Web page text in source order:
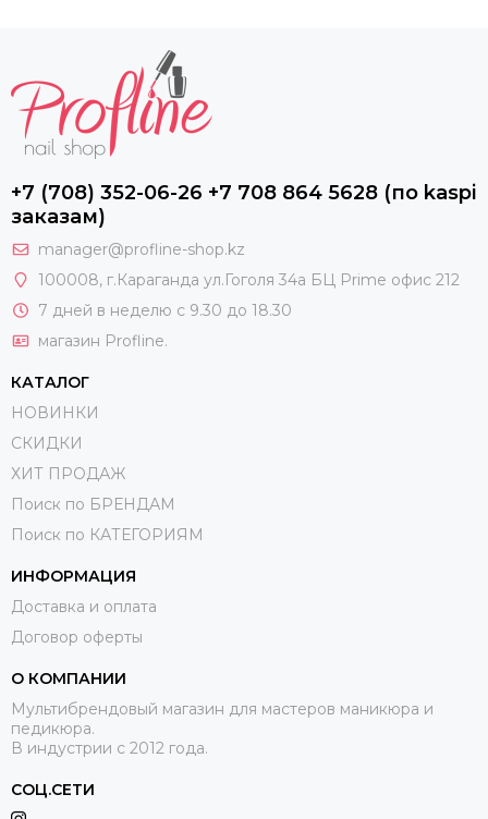
+7 (708) 352-06-26 +7 708 864 5628 (по kaspi
заказам)
manager@profline-shop.kz
100008, г.Караганда ул.Гоголя 34а БЦ Prime офис 212
7 дней в неделю с 9.30 до 18.30
магазин Profline.
КАТАЛОГ
НОВИНКИ
СКИДКИ
ХИТ ПРОДАЖ
Поиск по БРЕНДАМ
Поиск по КАТЕГОРИЯМ
ИНФОРМАЦИЯ
Доставка и оплата
Договор оферты
О КОМПАНИИ
Мультибрендовый магазин для мастеров маникюра и
педикюра.
В индустрии с 2012 года.
СОЦ.СЕТИ